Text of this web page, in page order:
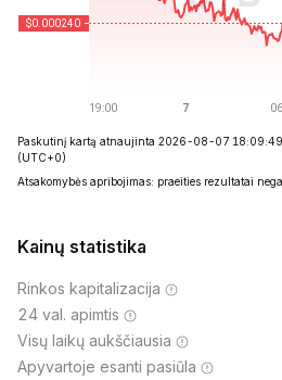
Paskutinį kartą atnaujinta 2026-08-07 18:09:49
(UTC+0)
Atsakomybės apribojimas: praeities rezultatai
Kainų statistika
Rinkos kapitalizacija
24 val. apimtis
Visų laikų aukščiausia
Apyvartoje esanti pasiūla